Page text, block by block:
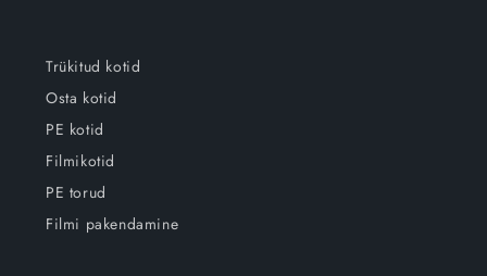
Trükitud kotid
Osta kotid
PE kotid
Filmikotid
PE torud
Filmi pakendamine